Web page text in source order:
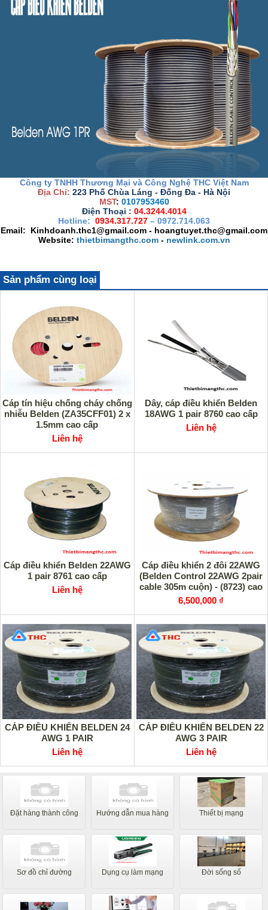
Công ty TNHH Thương Mại và Công Nghệ THC Việt Nam
Địa Chỉ: 223 Phố Chùa Láng - Đống Đa - Hà Nội
MST: 0107953460
Điện Thoại : 04.3244.4014
Hotline: 0934.317.727 – 0972.714.063
Email: Kinhdoanh.thc1@gmail.com - hoangtuyet.thc@gmail.com
Website: thietbimangthc.com- newlink.com.vn
Sản phẩm cùng loại
Cáp tín hiệu chống cháy chống
nhiễu Belden (ZA35CFF01) 2 x
1.5mm cao cấp
Liên hệ
Dây, cáp điều khiển Belden
18AWG 1 pair 8760 cao cấp
Liên hệ
Cáp điều khiển Belden 22AWG
1 pair 8761 cao cấp
Liên hệ
Cáp điều khiển 2 đôi 22AWG
(Belden Control 22AWG 2pair
cable 305m cuộn) - (8723) cao
cấp
6,500,000 ₫
CÁP ĐIỀU KHIỂN BELDEN 24
AWG 1 PAIR
Liên hệ
CÁP ĐIỀU KHIỂN BELDEN 22
AWG 3 PAIR
Liên hệ
Đặt hàng thành công Hướng dẫn mua hàng Thiết bị mạng
Sơ đồ chỉ đường Dụng cụ làm mạng Đời sống số